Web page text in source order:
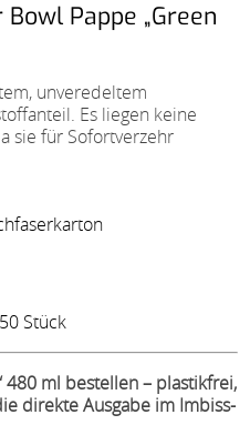
Pappe „Green
unveredeltem
Es liegen keine
sie für Sofortverzehr
Stück
480 ml bestellen – plastikfrei,
direkte Ausgabe im Imbiss-